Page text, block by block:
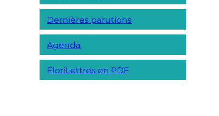
Dernières parutions
Agenda
FloriLettres en PDF